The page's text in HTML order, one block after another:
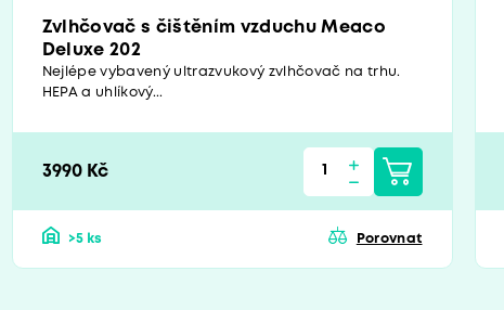
Zvlhčovač s čištěním vzduchu Meaco
Deluxe 202
Nejlépe vybavený ultrazvukový zvlhčovač na trhu.
HEPA a uhlíkový...
3990 Kč
>5 ks Porovnat